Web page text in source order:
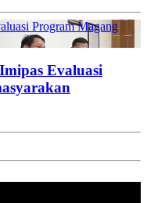
Program Magang
Evaluasi